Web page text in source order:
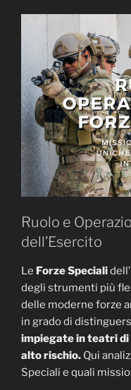
14
e
15
Dicembre
20242°
Raduno
Nazionale
MOS
Italia:
Un
Evento
Non
Perdere2°
MOS
Italia
a
Roma
14
e
15
Ruolo e
dell’Esercito
Le Forze Speciali
degli strumenti più
delle moderne forze
in grado di
impiegate in teatri di
alto rischio. Qui
Speciali e quali